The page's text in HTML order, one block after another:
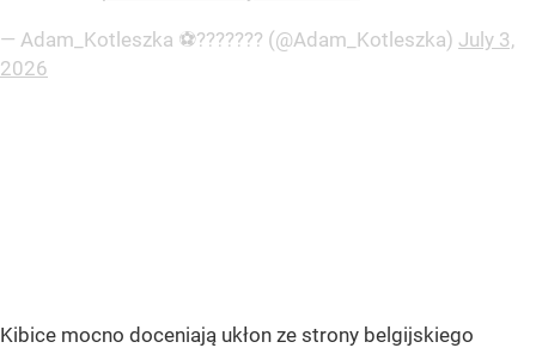
— Adam_Kotleszka ⚽?️?????? (@Adam_Kotleszka) July 3,
2026
Kibice mocno doceniają ukłon ze strony belgijskiego